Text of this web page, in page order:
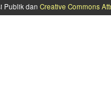
Publik dan Creative Commons